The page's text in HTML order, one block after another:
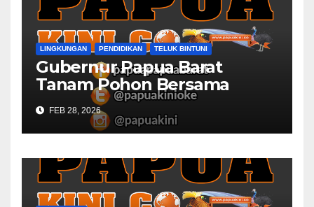
LINGKUNGAN PENDIDIKAN TELUK BINTUNI
Gubernur Papua Barat
Tanam Pohon Bersama
Civitas Academica
Universitas Muhammadiyah
FEB 28, 2026